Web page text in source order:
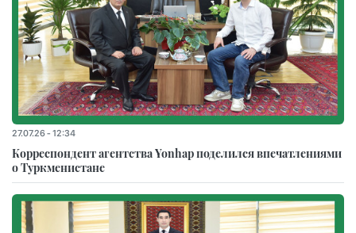
27.07.26 - 12:34
Корреспондент агентства Yonhap поделился впечатлениями
о Туркменистане